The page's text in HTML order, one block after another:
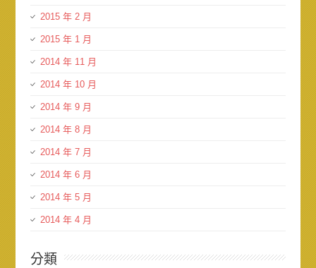
2015 年 2 月
2015 年 1 月
2014 年 11 月
2014 年 10 月
2014 年 9 月
2014 年 8 月
2014 年 7 月
2014 年 6 月
2014 年 5 月
2014 年 4 月
分類